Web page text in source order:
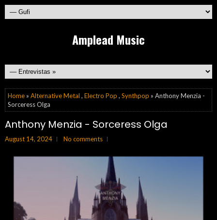
Amplead Music
Home » Alternative Metal , Electro Pop , Synthpop » Anthony Menzia -
Sorceress Olga
Anthony Menzia - Sorceress Olga
August 14, 2024 No comments